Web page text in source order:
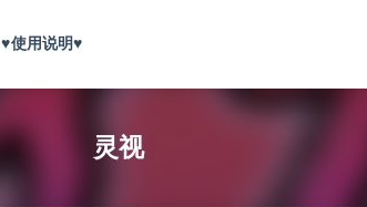
♥使用说明♥
灵视